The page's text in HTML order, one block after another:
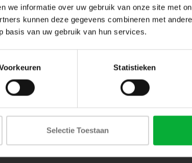
we informatie over uw gebruik van onze site met
kunnen deze gegevens combineren met
basis van uw gebruik van hun services.
Statistieken
Selectie Toestaan